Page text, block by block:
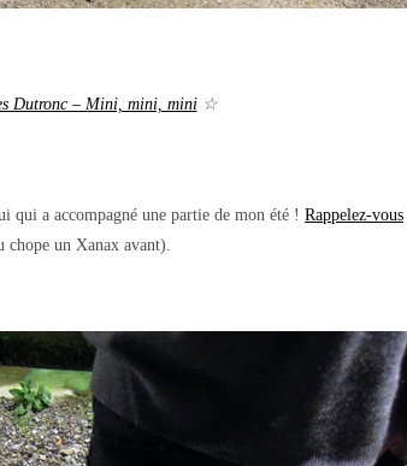
Dutronc – Mini, mini, mini☆
qui a accompagné une partie de mon été ! Rappelez-vous
chope un Xanax avant).